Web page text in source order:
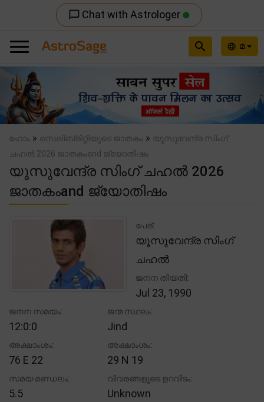
chat_bubble_outline Chat with Astrologer
language മ
search
Previous
ഹോം » സെലിബ്രിറ്റിയുടെ ജാതകം » യൂസുവേന്ദ്ര സിംഗ്
ചഹൽ 2026 ജാതകംand ജ്യോതിഷം
യൂസുവേന്ദ്ര സിംഗ് ചഹൽ 2026
ജാതകംand ജ്യോതിഷം
പേര്:
യൂസുവേന്ദ്ര സിംഗ്
ചഹൽ
ജനന തിയതി:
Jul 23, 1990
ജനന സമയം:
12:0:0
ജന്മ സ്ഥലം:
Jind
അക്ഷാംശം:
76 E 22
അക്ഷാംശം:
29 N 19
സമയ മണ്ഡലം:
5.5
വിവരങ്ങളുടെ ഉറവിടം:
Unknown